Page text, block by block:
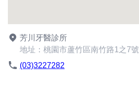
芳川牙醫診所
地址：桃園市蘆竹區南竹路1之7號
(03)3227282